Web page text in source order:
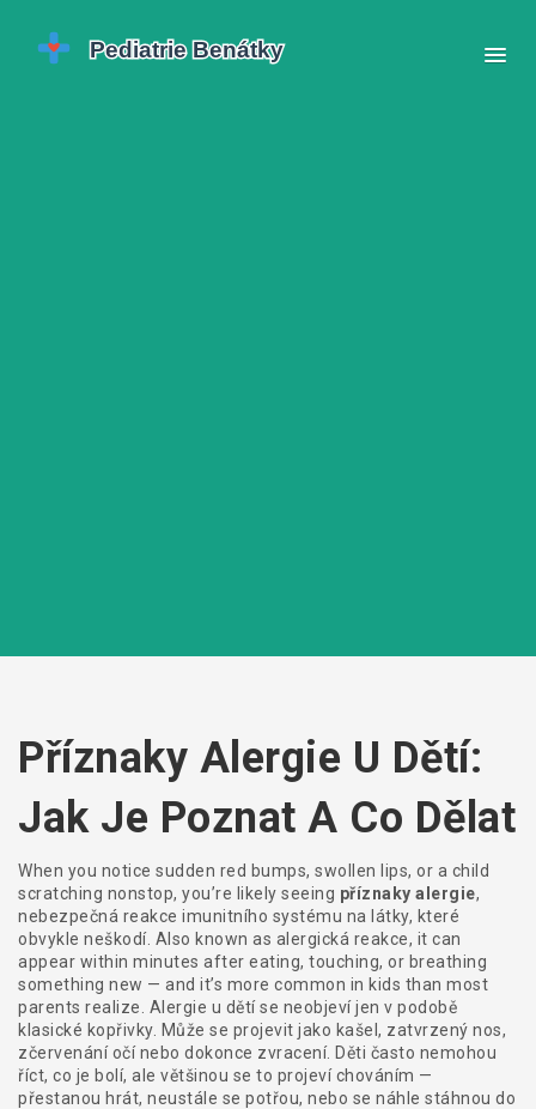
Příznaky Alergie U Dětí:
Jak Je Poznat A Co Dělat
When you notice sudden red bumps, swollen lips, or a child
scratching nonstop, you’re likely seeing příznaky alergie,
nebezpečná reakce imunitního systému na látky, které
obvykle neškodí. Also known as alergická reakce, it can
appear within minutes after eating, touching, or breathing
something new — and it’s more common in kids than most
parents realize. Alergie u dětí se neobjeví jen v podobě
klasické kopřivky. Může se projevit jako kašel, zatvrzený nos,
zčervenání očí nebo dokonce zvracení. Děti často nemohou
říct, co je bolí, ale většinou se to projeví chováním —
přestanou hrát, neustále se potřou, nebo se náhle stáhnou do